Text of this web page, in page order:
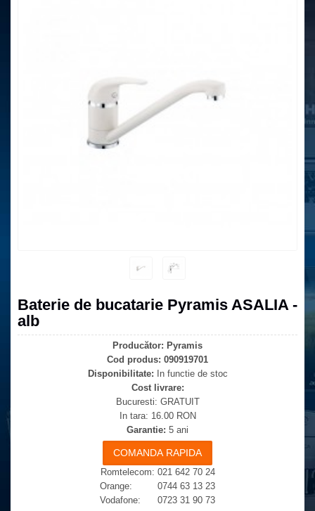
Baterie de bucatarie Pyramis ASALIA -
alb
Producător: Pyramis
Cod produs: 090919701
Disponibilitate: In functie de stoc
Cost livrare:
Bucuresti: GRATUIT
In tara: 16.00 RON
Garantie: 5 ani
Romtelecom: 021 642 70 24
Orange: 0744 63 13 23
Vodafone: 0723 31 90 73